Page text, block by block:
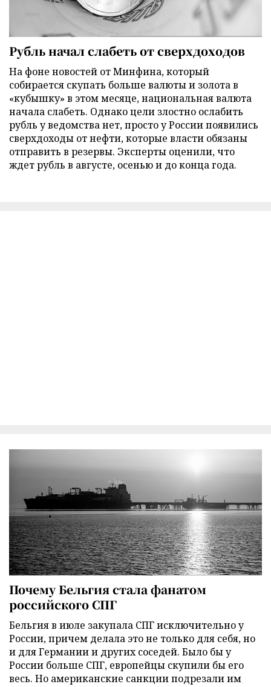
Рубль начал слабеть от сверхдоходов
На фоне новостей от Минфина, который
собирается скупать больше валюты и золота в
«кубышку» в этом месяце, национальная валюта
начала слабеть. Однако цели злостно ослабить
рубль у ведомства нет, просто у России появились
сверхдоходы от нефти, которые власти обязаны
отправить в резервы. Эксперты оценили, что
ждет рубль в августе, осенью и до конца года.
Почему Бельгия стала фанатом
российского СПГ
Бельгия в июле закупала СПГ исключительно у
России, причем делала это не только для себя, но
и для Германии и других соседей. Было бы у
России больше СПГ, европейцы скупили бы его
весь. Но американские санкции подрезали им